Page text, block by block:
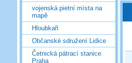
vojenská pietní místa na
mapě
Hloubkaři
Občanské sdružení Lidice
Četnická pátrací stanice
Praha